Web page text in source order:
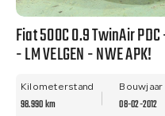
Fiat 500C 0.9 TwinAir PDC
- LM VELGEN - NWE APK!
Kilometerstand
98.990 km
Bouwjaar
08-02-2012